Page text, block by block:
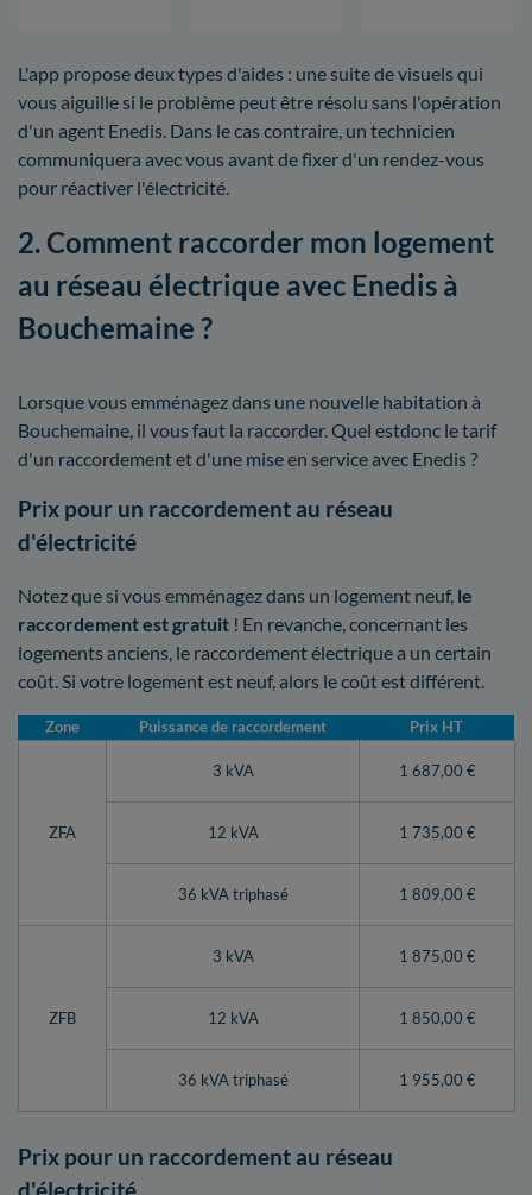
L'app propose deux types d'aides : une suite de visuels qui
vous aiguille si le problème peut être résolu sans l'opération
d'un agent Enedis. Dans le cas contraire, un technicien
communiquera avec vous avant de fixer d'un rendez-vous
pour réactiver l'électricité.
2. Comment raccorder mon logement
au réseau électrique avec Enedis à
Bouchemaine ?
Lorsque vous emménagez dans une nouvelle habitation à
Bouchemaine, il vous faut la raccorder. Quel estdonc le tarif
d'un raccordement et d'une mise en service avec Enedis ?
Prix pour un raccordement au réseau
d'électricité
Notez que si vous emménagez dans un logement neuf, le
raccordement est gratuit ! En revanche, concernant les
logements anciens, le raccordement électrique a un certain
coût. Si votre logement est neuf, alors le coût est différent.
Zone Puissance de raccordement Prix HT
ZFA
3 kVA 1 687,00 €
12 kVA 1 735,00 €
36 kVA triphasé 1 809,00 €
ZFB
3 kVA 1 875,00 €
12 kVA 1 850,00 €
36 kVA triphasé 1 955,00 €
Prix pour un raccordement au réseau